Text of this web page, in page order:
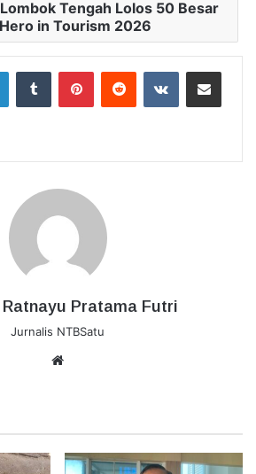
Tengah Lolos 50 Besar
in Tourism 2026
LinkedInTumblr PinterestReddit VKontakteBagikan Lewat Email
Ratnayu Pratama Futri
Jurnalis NTBSatu